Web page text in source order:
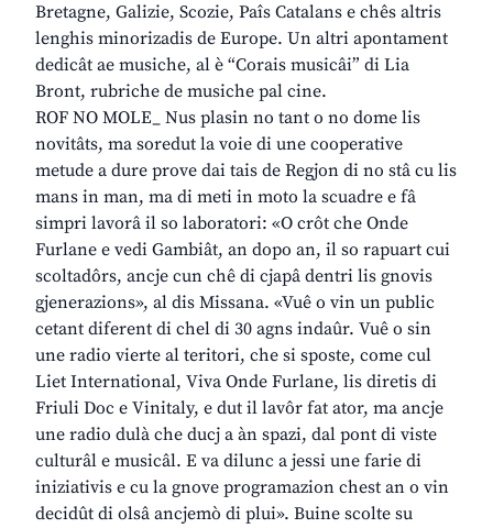
Bretagne, Galizie, Scozie, Paîs Catalans e chês altris
lenghis minorizadis de Europe. Un altri apontament
dedicât ae musiche, al è “Corais musicâi” di Lia
Bront, rubriche de musiche pal cine.
ROF NO MOLE_ Nus plasin no tant o no dome lis
novitâts, ma soredut la voie di une cooperative
metude a dure prove dai tais de Regjon di no stâ cu lis
mans in man, ma di meti in moto la scuadre e fâ
simpri lavorâ il so laboratori: «O crôt che Onde
Furlane e vedi Gambiât, an dopo an, il so rapuart cui
scoltadôrs, ancje cun chê di cjapâ dentri lis gnovis
gjenerazions», al dis Missana. «Vuê o vin un public
cetant diferent di chel di 30 agns indaûr. Vuê o sin
une radio vierte al teritori, che si sposte, come cul
Liet International, Viva Onde Furlane, lis diretis di
Friuli Doc e Vinitaly, e dut il lavôr fat ator, ma ancje
une radio dulà che ducj a àn spazi, dal pont di viste
culturâl e musicâl. E va dilunc a jessi une farie di
iniziativis e cu la gnove programazion chest an o vin
decidût di olsâ ancjemò di plui». Buine scolte su